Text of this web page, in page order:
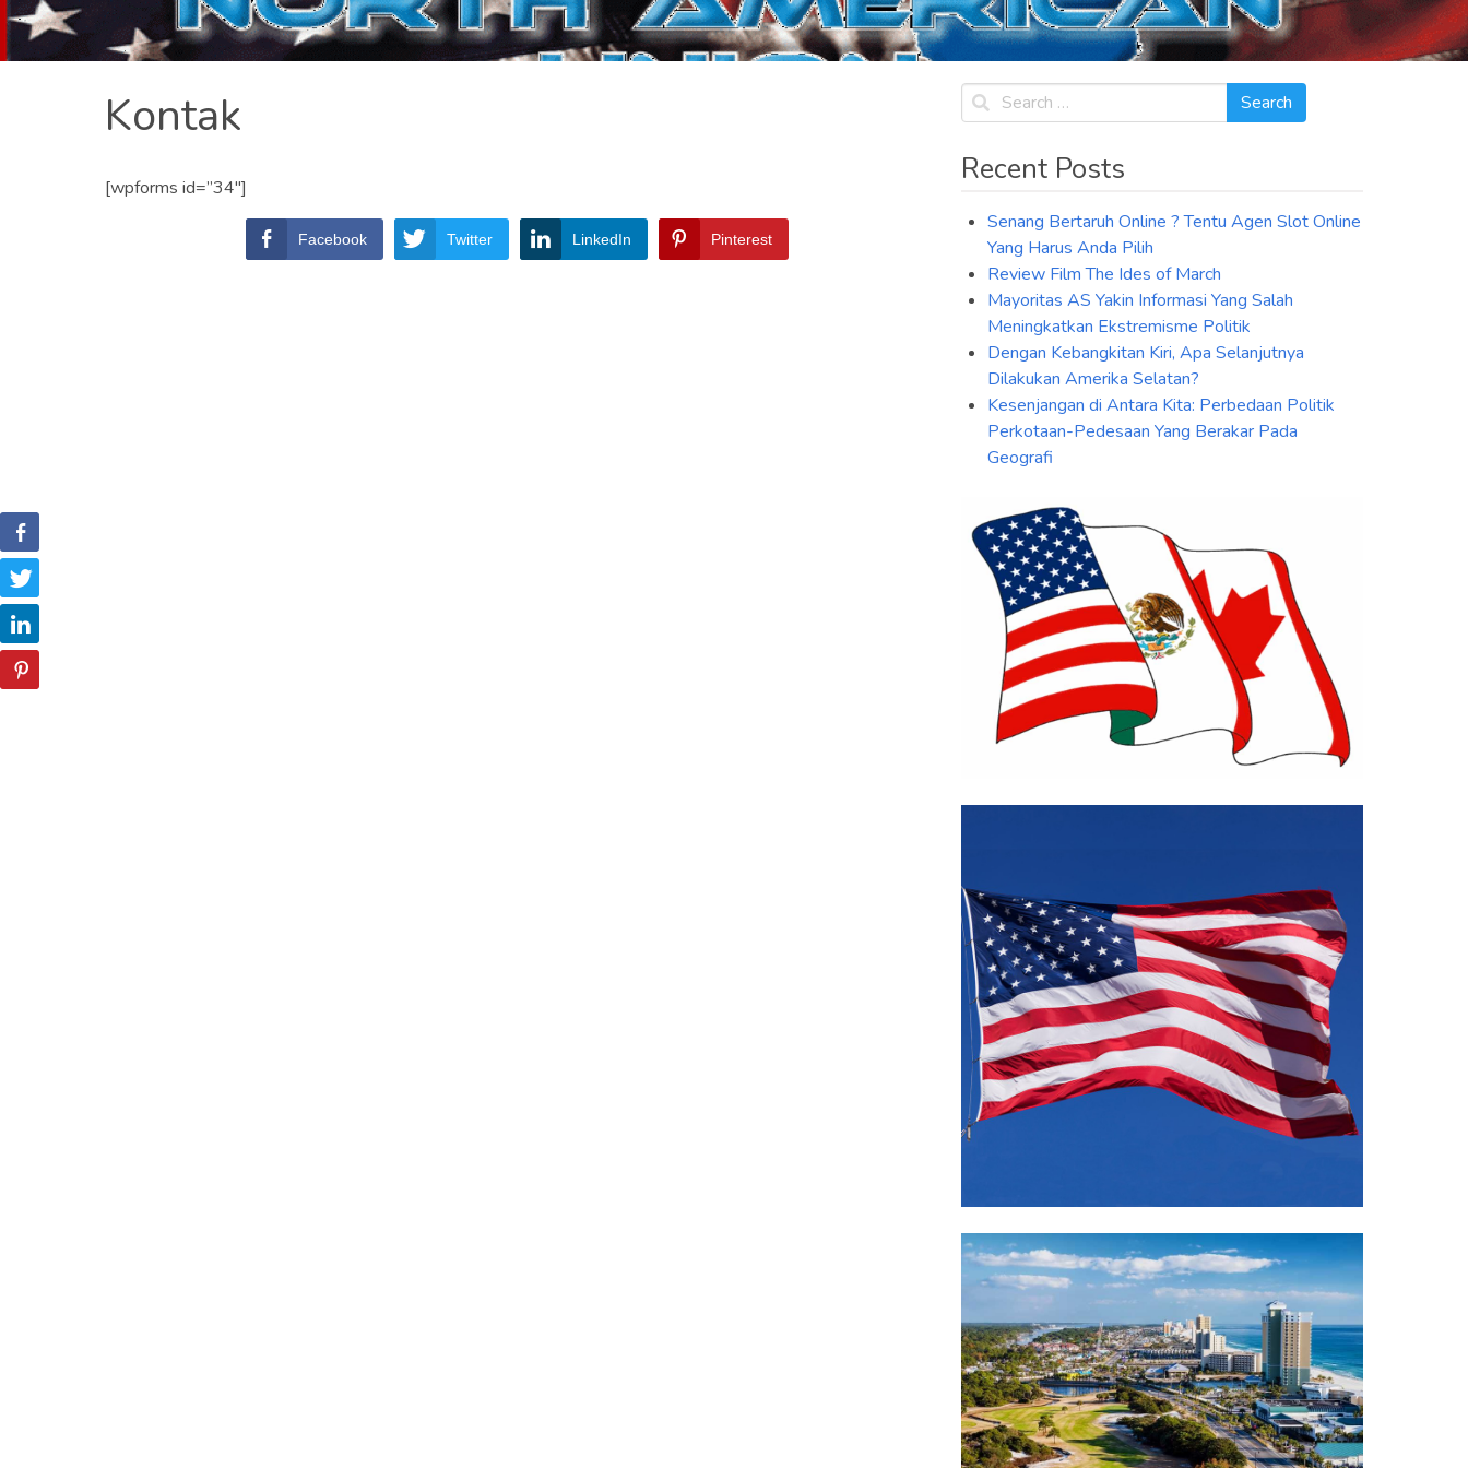
Kontak
[wpforms id=”34″]
Facebook Twitter LinkedIn Pinterest
Recent Posts
Senang Bertaruh Online ? Tentu Agen Slot Online
Yang Harus Anda Pilih
Review Film The Ides of March
Mayoritas AS Yakin Informasi Yang Salah
Meningkatkan Ekstremisme Politik
Dengan Kebangkitan Kiri, Apa Selanjutnya
Dilakukan Amerika Selatan?
Kesenjangan di Antara Kita: Perbedaan Politik
Perkotaan-Pedesaan Yang Berakar Pada
Geografi